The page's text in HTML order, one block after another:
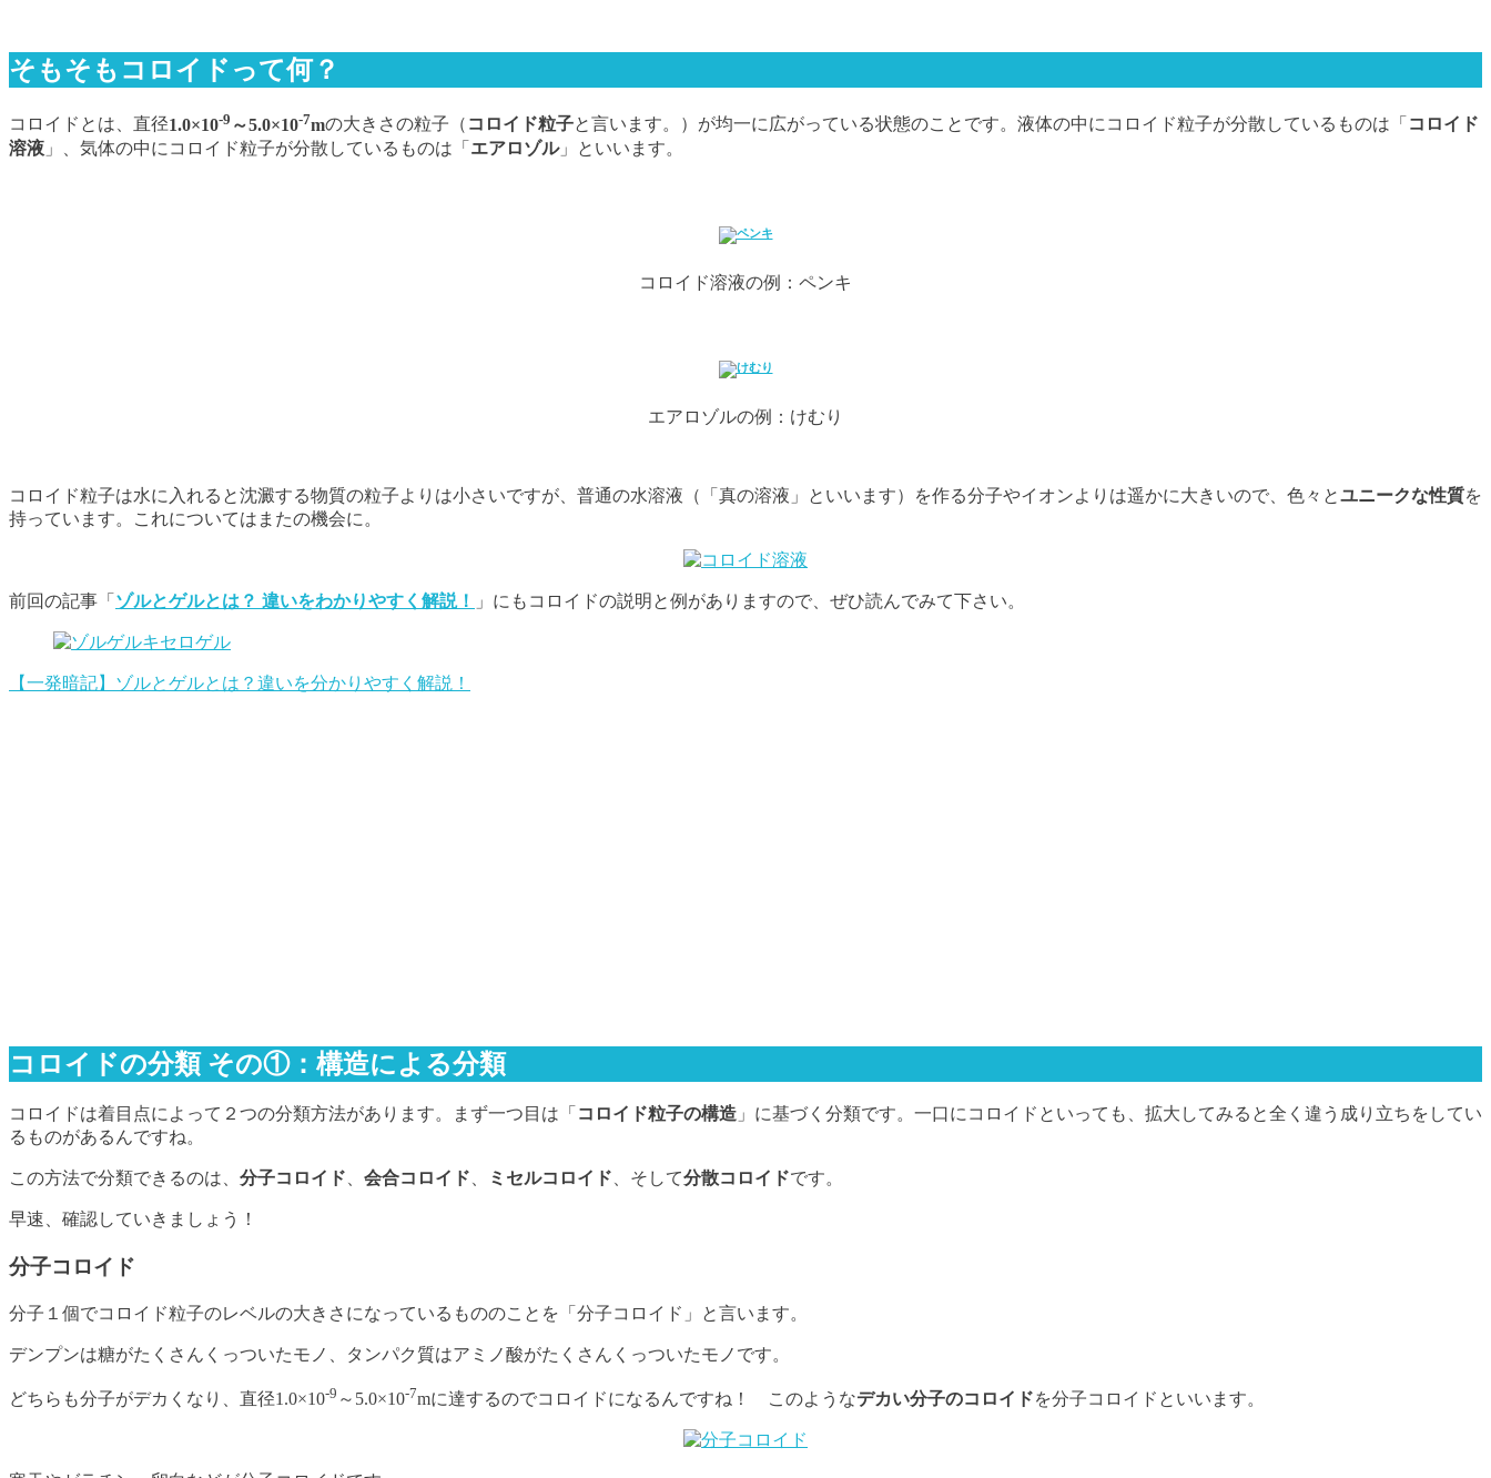
そもそもコロイドって何？
コロイドとは、直径1.0×10-9 ～5.0×10-7mの大きさの粒子（ コロイド粒子と言います。）が均一に広がっている状態のことです。液体の中にコロイド粒子が分散しているものは「 コロイド
溶液 」、気体の中にコロイド粒子が分散しているものは「 エアロゾル」といいます。
コロイド溶液の例：ペンキ
エアロゾルの例：けむり
コロイド粒子は水に入れると沈澱する物質の粒子よりは小さいですが、普通の水溶液（「真の溶液」といいます）を作る分子やイオンよりは遥かに大きいので、色々とユニークな性質を
持っています。これについてはまたの機会に。
前回の記事「 ゾルとゲルとは？ 違いをわかりやすく解説！ 」にもコロイドの説明と例がありますので、ぜひ読んでみて下さい。
【一発暗記】ゾルとゲルとは？違いを分かりやすく解説！
コロイドの分類 その①：構造による分類
コロイドは着目点によって２つの分類方法があります。まず一つ目は「 コロイド粒子の構造 」に基づく分類です。一口にコロイドといっても、拡大してみると全く違う成り立ちをしてい
るものがあるんですね。
この方法で分類できるのは、 分子コロイド、 会合コロイド、 ミセルコロイド、そして分散コロイドです。
早速、確認していきましょう！
分子コロイド
分子１個でコロイド粒子のレベルの大きさになっているもののことを「分子コロイド」と言います。
デンプンは糖がたくさんくっついたモノ、タンパク質はアミノ酸がたくさんくっついたモノです。
どちらも分子がデカくなり、直径1.0×10-9 ～5.0×10-7mに達するのでコロイドになるんですね！ このようなデカい分子のコロイドを分子コロイドといいます。